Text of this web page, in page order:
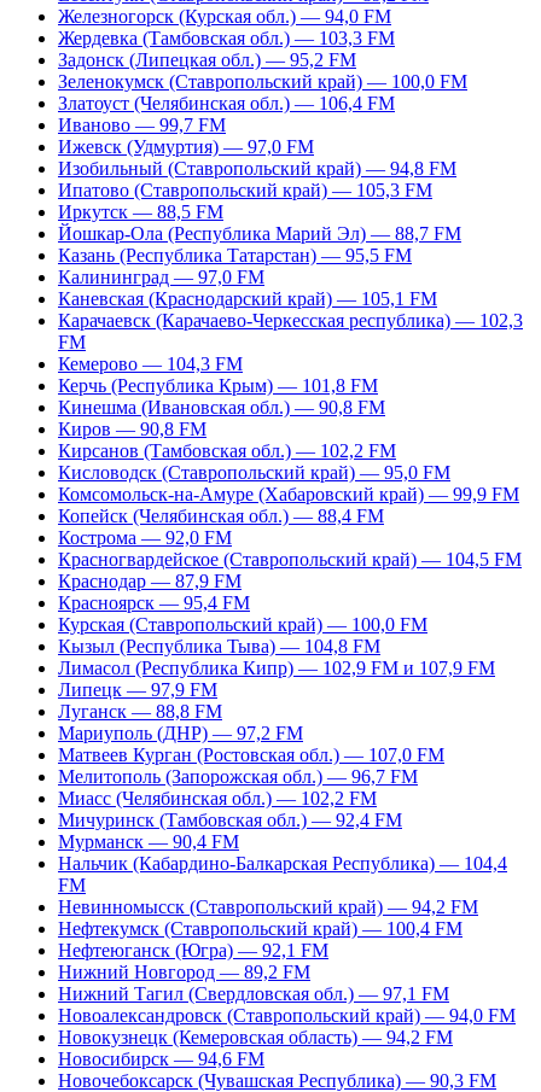
Железногорск (Курская обл.) — 94,0 FM
Жердевка (Тамбовская обл.) — 103,3 FM
Задонск (Липецкая обл.) — 95,2 FM
Зеленокумск (Ставропольский край) — 100,0 FM
Златоуст (Челябинская обл.) — 106,4 FM
Иваново — 99,7 FM
Ижевск (Удмуртия) — 97,0 FM
Изобильный (Ставропольский край) — 94,8 FM
Ипатово (Ставропольский край) — 105,3 FM
Иркутск — 88,5 FM
Йошкар-Ола (Республика Марий Эл) — 88,7 FM
Казань (Республика Татарстан) — 95,5 FM
Калининград — 97,0 FM
Каневская (Краснодарский край) — 105,1 FM
Карачаевск (Карачаево-Черкесская республика) — 102,3
FM
Кемерово — 104,3 FM
Керчь (Республика Крым) — 101,8 FM
Кинешма (Ивановская обл.) — 90,8 FM
Киров — 90,8 FM
Кирсанов (Тамбовская обл.) — 102,2 FM
Кисловодск (Ставропольский край) — 95,0 FM
Комсомольск-на-Амуре (Хабаровский край) — 99,9 FM
Копейск (Челябинская обл.) — 88,4 FM
Кострома — 92,0 FM
Красногвардейское (Ставропольский край) — 104,5 FM
Краснодар — 87,9 FM
Красноярск — 95,4 FM
Курская (Ставропольский край) — 100,0 FM
Кызыл (Республика Тыва) — 104,8 FM
Лимасол (Республика Кипр) — 102,9 FM и 107,9 FM
Липецк — 97,9 FM
Луганск — 88,8 FM
Мариуполь (ДНР) — 97,2 FM
Матвеев Курган (Ростовская обл.) — 107,0 FM
Мелитополь (Запорожская обл.) — 96,7 FM
Миасс (Челябинская обл.) — 102,2 FM
Мичуринск (Тамбовская обл.) — 92,4 FM
Мурманск — 90,4 FM
Нальчик (Кабардино-Балкарская Республика) — 104,4
FM
Невинномысск (Ставропольский край) — 94,2 FM
Нефтекумск (Ставропольский край) — 100,4 FM
Нефтеюганск (Югра) — 92,1 FM
Нижний Новгород — 89,2 FM
Нижний Тагил (Свердловская обл.) — 97,1 FM
Новоалександровск (Ставропольский край) — 94,0 FM
Новокузнецк (Кемеровская область) — 94,2 FM
Новосибирск — 94,6 FM
Новочебоксарск (Чувашская Республика) — 90,3 FM